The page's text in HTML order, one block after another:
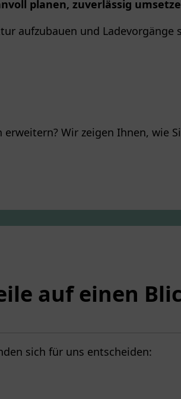
planen, zuverlässig
aufzubauen und Ladevorgänge
Wir zeigen Ihnen, wie
auf einen
sich für uns entscheiden: